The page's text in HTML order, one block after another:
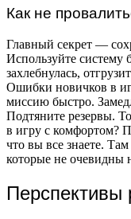
Как не
Главный секрет —
Используйте систему
захлебнулась,
Ошибки новичков в
миссию быстро.
Подтяните резервы.
в игру с комфортом?
что вы все знаете.
которые не очевидны
Перспективы